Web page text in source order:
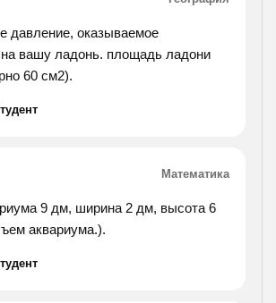
давление, оказываемое
вашу ладонь. площадь ладони
60 см2).
Математика
9 дм, ширина 2 дм, высота 6
аквариума.).